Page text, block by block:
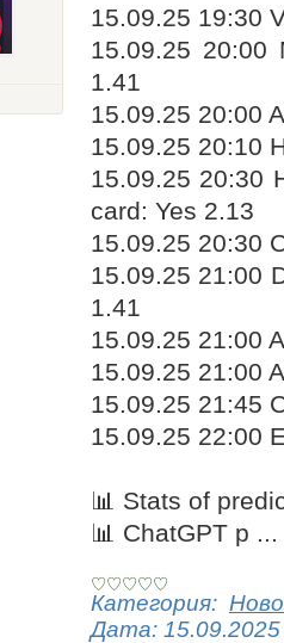
15.09.25 19:30
15.09.25 20:00
1.41
15.09.25 20:00
15.09.25 20:10
15.09.25 20:30
card: Yes 2.13
15.09.25 20:30
15.09.25 21:00
1.41
15.09.25 21:00
15.09.25 21:00
15.09.25 21:45
15.09.25 22:00
📊 Stats of
📊 ChatGPT p ...
Категория:
Дата: 15.09.2025